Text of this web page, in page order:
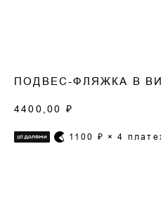
ПОДВЕС-ФЛЯЖКА В
4400,00 ₽
1100 ₽ × 4